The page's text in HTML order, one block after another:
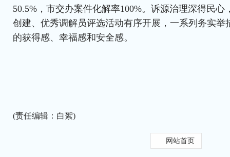
50.5%，市交办案件化解率100%。诉源治理深得民心
创建、优秀调解员评选活动有序开展，一系列务实举
的获得感、幸福感和安全感。
(责任编辑：白絮)
网站首页